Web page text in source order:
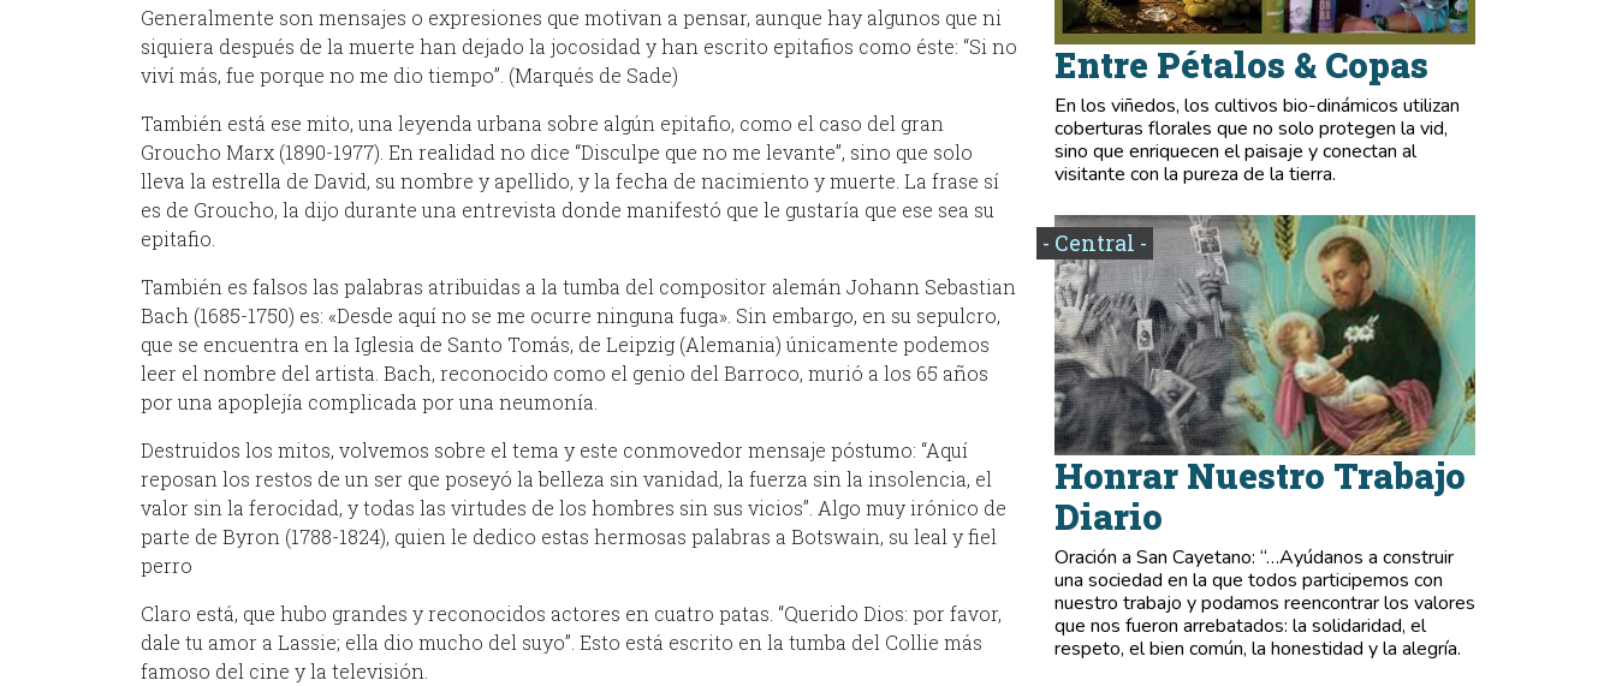
Generalmente son mensajes o expresiones que motivan a pensar, aunque hay algunos que ni
siquiera después de la muerte han dejado la jocosidad y han escrito epitafios como éste: “Si no
viví más, fue porque no me dio tiempo”. (Marqués de Sade)
También está ese mito, una leyenda urbana sobre algún epitafio, como el caso del gran
Groucho Marx (1890-1977). En realidad no dice “Disculpe que no me levante”, sino que solo
lleva la estrella de David, su nombre y apellido, y la fecha de nacimiento y muerte. La frase sí
es de Groucho, la dijo durante una entrevista donde manifestó que le gustaría que ese sea su
epitafio.
También es falsos las palabras atribuidas a la tumba del compositor alemán Johann Sebastian
Bach (1685-1750) es: «Desde aquí no se me ocurre ninguna fuga». Sin embargo, en su sepulcro,
que se encuentra en la Iglesia de Santo Tomás, de Leipzig (Alemania) únicamente podemos
leer el nombre del artista. Bach, reconocido como el genio del Barroco, murió a los 65 años
por una apoplejía complicada por una neumonía.
Destruidos los mitos, volvemos sobre el tema y este conmovedor mensaje póstumo: “Aquí
reposan los restos de un ser que poseyó la belleza sin vanidad, la fuerza sin la insolencia, el
valor sin la ferocidad, y todas las virtudes de los hombres sin sus vicios”. Algo muy irónico de
parte de Byron (1788-1824), quien le dedico estas hermosas palabras a Botswain, su leal y fiel
perro
Claro está, que hubo grandes y reconocidos actores en cuatro patas. “Querido Dios: por favor,
dale tu amor a Lassie; ella dio mucho del suyo”. Esto está escrito en la tumba del Collie más
famoso del cine y la televisión.
Entre Pétalos & Copas
En los viñedos, los cultivos bio-dinámicos utilizan
coberturas florales que no solo protegen la vid,
sino que enriquecen el paisaje y conectan al
visitante con la pureza de la tierra.
- Central -
Honrar Nuestro Trabajo
Diario
Oración a San Cayetano: “…Ayúdanos a construir
una sociedad en la que todos participemos con
nuestro trabajo y podamos reencontrar los valores
que nos fueron arrebatados: la solidaridad, el
respeto, el bien común, la honestidad y la alegría.